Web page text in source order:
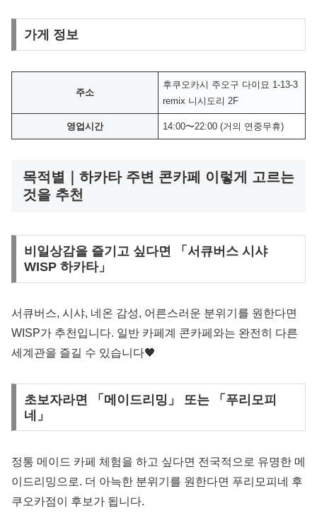
가게 정보
주소
후쿠오카시 주오구 다이묘 1-13-3
remix 니시도리 2F
영업시간 14:00〜22:00 (거의 연중무휴)
목적별｜하카타 주변 콘카페 이렇게 고르는
것을 추천
비일상감을 즐기고 싶다면 「서큐버스 시샤
WISP 하카타」
서큐버스, 시샤, 네온 감성, 어른스러운 분위기를 원한다면
WISP가 추천입니다. 일반 카페계 콘카페와는 완전히 다른
세계관을 즐길 수 있습니다🖤
초보자라면 「메이드리밍」 또는 「푸리모피
네」
정통 메이드 카페 체험을 하고 싶다면 전국적으로 유명한 메
이드리밍으로. 더 아늑한 분위기를 원한다면 푸리모피네 후
쿠오카점이 후보가 됩니다.